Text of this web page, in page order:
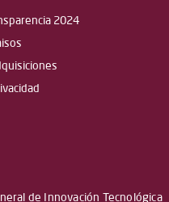
2024
de Innovación Tecnológica